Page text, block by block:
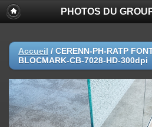
PHOTOS DU
Accueil / CERENN-PH-RATP
BLOCMARK-CB-7028-HD-300dpi